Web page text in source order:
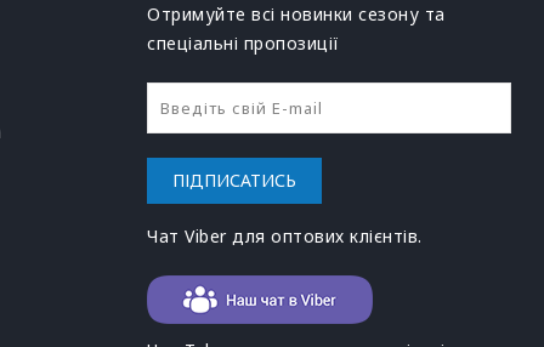
Отримуйте всі новинки сезону та
спеціальні пропозиції
ПІДПИСАТИСЬ
Чат Viber для оптових клієнтів.